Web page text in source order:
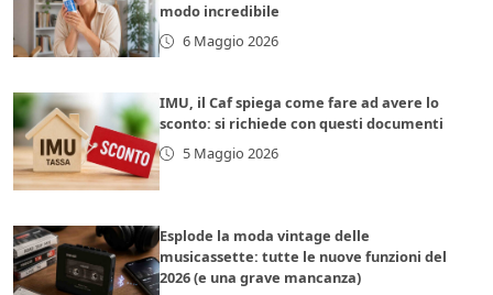
modo incredibile
6 Maggio 2026
IMU, il Caf spiega come fare ad avere lo
sconto: si richiede con questi documenti
5 Maggio 2026
Esplode la moda vintage delle
musicassette: tutte le nuove funzioni del
2026 (e una grave mancanza)